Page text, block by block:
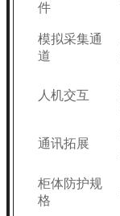
件
模拟采集通
道
人机交互
通讯拓展
柜体防护规
格